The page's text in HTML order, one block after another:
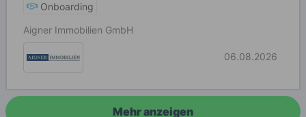
Onboarding
Aigner Immobilien GmbH
06.08.2026
Mehr anzeigen